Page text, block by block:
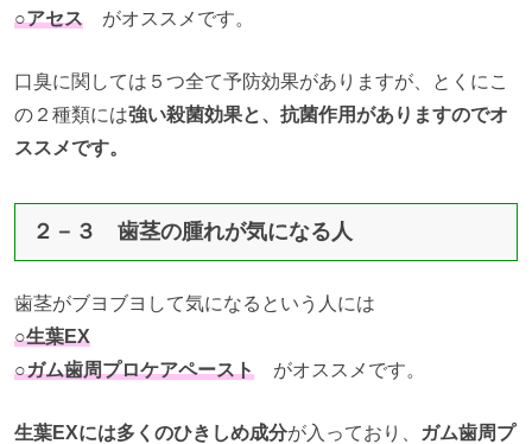
○アセス がオススメです。
口臭に関しては５つ全て予防効果がありますが、とくにこ
の２種類には強い殺菌効果と、抗菌作用がありますのでオ
ススメです。
２－３ 歯茎の腫れが気になる人
歯茎がブヨブヨして気になるという人には
○生葉EX
○ガム歯周プロケアペースト がオススメです。
生葉EXには多くのひきしめ成分が入っており、
ガム歯周プ